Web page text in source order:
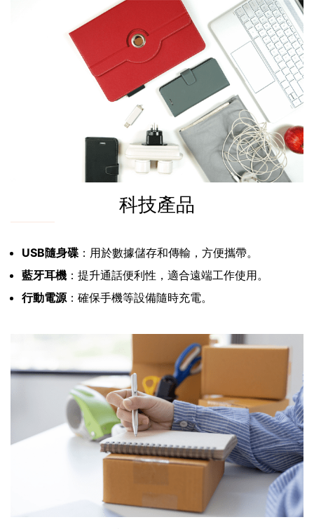
科技產品
USB隨身碟 ：用於數據儲存和傳輸，方便攜帶。
藍牙耳機 ：提升通話便利性，適合遠端工作使用。
行動電源：確保手機等設備隨時充電。